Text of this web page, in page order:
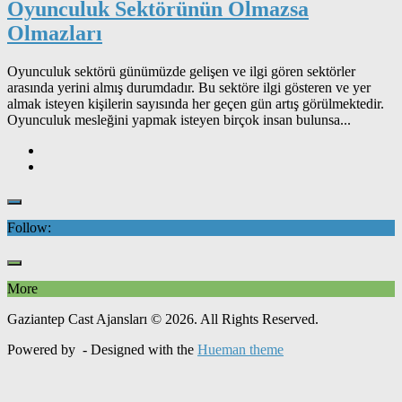
Oyunculuk Sektörünün Olmazsa
Olmazları
Oyunculuk sektörü günümüzde gelişen ve ilgi gören sektörler
arasında yerini almış durumdadır. Bu sektöre ilgi gösteren ve yer
almak isteyen kişilerin sayısında her geçen gün artış görülmektedir.
Oyunculuk mesleğini yapmak isteyen birçok insan bulunsa...
Follow:
More
Gaziantep Cast Ajansları © 2026. All Rights Reserved.
Powered by - Designed with the Hueman theme